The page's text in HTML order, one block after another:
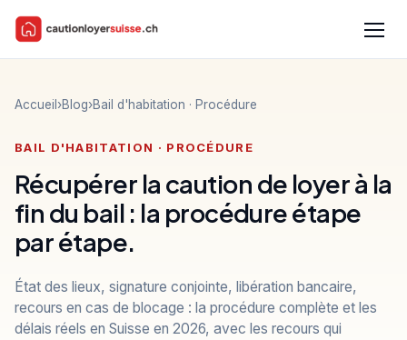
Accueil ›Blog›Bail d'habitation · Procédure
BAIL D'HABITATION · PROCÉDURE
Récupérer la caution de loyer à la
fin du bail : la procédure étape
par étape.
État des lieux, signature conjointe, libération bancaire,
recours en cas de blocage : la procédure complète et les
délais réels en Suisse en 2026, avec les recours qui
Assistant caution
Information indépendante · FR · DE · IT · EN
CL vous orienter dans le droit du bail.